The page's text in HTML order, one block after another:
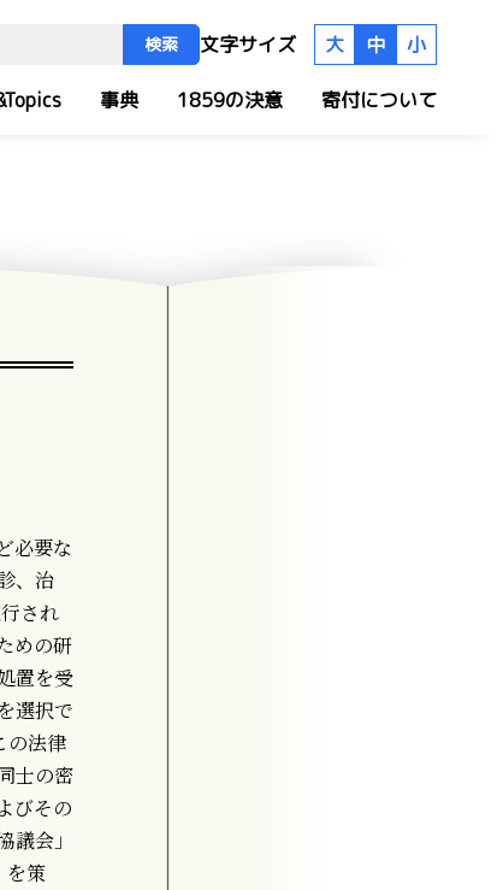
検索 文字サイズ 大 中 小
事典 1859の決意 寄付について
必要な
、治
され
めの研
置を受
選択で
の法律
士の密
びその
会」
を策